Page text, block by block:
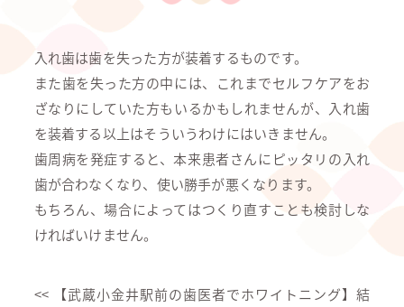
入れ歯は歯を失った方が装着するものです。
また歯を失った方の中には、これまでセルフケアをお
ざなりにしていた方もいるかもしれませんが、入れ歯
を装着する以上はそういうわけにはいきません。
歯周病を発症すると、本来患者さんにピッタリの入れ
歯が合わなくなり、使い勝手が悪くなります。
もちろん、場合によってはつくり直すことも検討しな
ければいけません。
<< 【武蔵小金井駅前の歯医者でホワイトニング】結